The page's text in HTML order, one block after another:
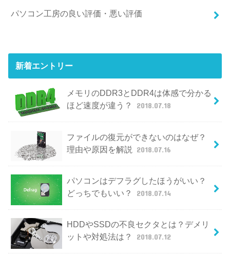
パソコン工房の良い評価・悪い評価
新着エントリー
メモリのDDR3とDDR4は体感で分かる
ほど速度が違う？
2018.07.18
ファイルの復元ができないのはなぜ？
理由や原因を解説
2018.07.16
パソコンはデフラグしたほうがいい？
どっちでもいい？
2018.07.14
HDDやSSDの不良セクタとは？デメリ
ットや対処法は？
2018.07.12